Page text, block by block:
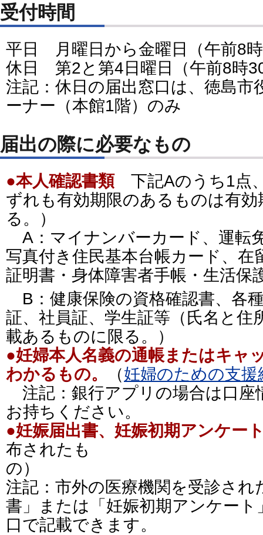
受付時間
平日 月曜日から金曜日（午前8
休日 第2と第4日曜日（午前8時
注記：休日の届出窓口は、徳島市
ーナー（本館1階）のみ
届出の際に必要なもの
●本人確認書類
下記Aのうち1点
ずれも有効期限のあるものは有
る。）
A：マイナンバーカード、運転
写真付き住民基本台帳カード、在
証明書・身体障害者手帳・生活保
B：健康保険の資格確認書、各
証、社員証、学生証等（氏名と住
載あるものに限る。）
●妊婦本人名義の通帳またはキャ
わかるもの。
（妊婦のための支援
注記：銀行アプリの場合は口座
お持ちください。
●妊娠届出書、妊娠初期アンケー
布されたも
の
注記：市外の医療機関を受診され
書」または「妊娠初期アンケー
口で記載できます。